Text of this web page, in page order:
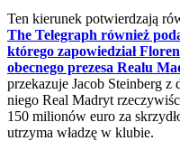
Ten kierunek potwierdzają
The Telegraph również
którego zapowiedział
obecnego prezesa Realu
przekazuje Jacob Steinberg z
niego Real Madryt
150 milionów euro za
utrzyma władzę w klubie.